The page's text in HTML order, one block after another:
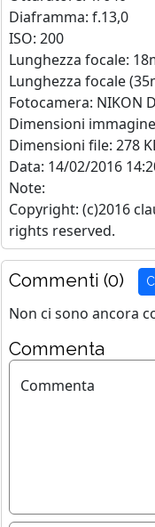
Diaframma: f.13,0
ISO: 200
Lunghezza focale:
Lunghezza focale
Fotocamera: NIKON
Dimensioni
Dimensioni file: 278
Data: 14/02/2016
Note:
Copyright: (c)2016
rights reserved.
Commenti (0)
Non ci sono ancora
Commenta
Commenta